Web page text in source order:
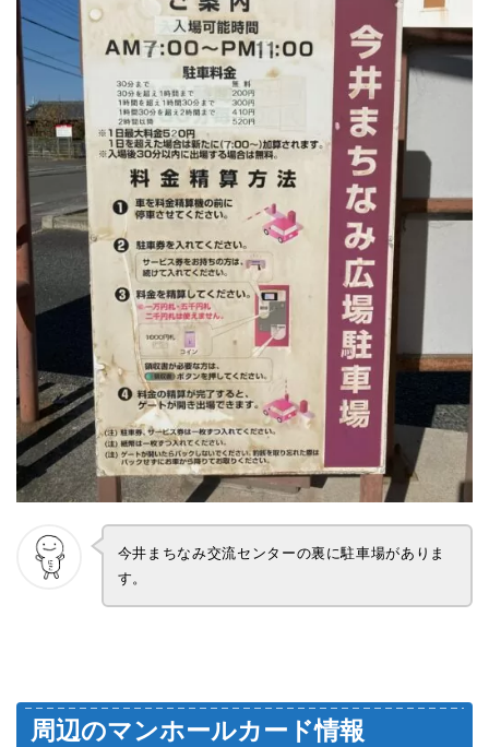
今井まちなみ交流センターの裏に駐車場がありま
す。
周辺のマンホールカード情報